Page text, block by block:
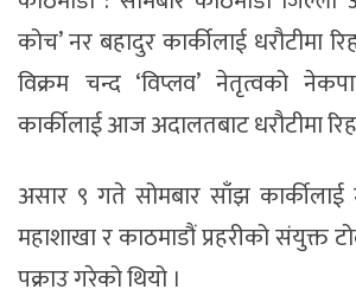
कोच’ नर बहादुर कार्कीलाई धरौटीमा
विक्रम चन्द ‘विप्लव’ नेतृत्वको
कार्कीलाई आज अदालतबाट धरौटीमा
असार ९ गते सोमबार साँझ कार्कीलाई
महाशाखा र काठमाडौं प्रहरीको संयुक्त
पक्राउ गरेको थियो ।